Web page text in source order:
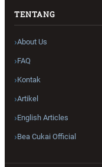
TENTANG
About Us
FAQ
Kontak
Artikel
English Articles
Bea Cukai Official